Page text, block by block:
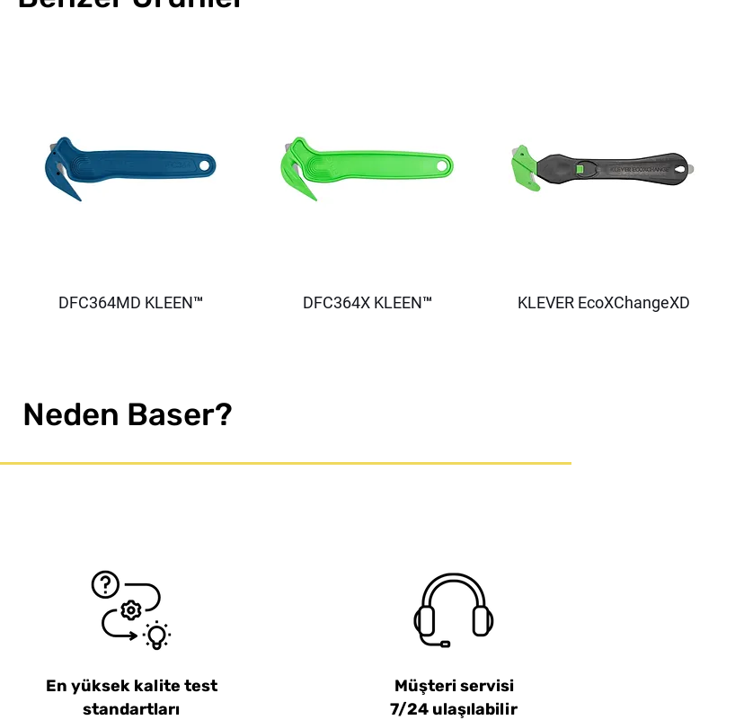
DFC364MD KLEEN™ DFC364X KLEEN™ KLEVER EcoXChangeXD
KLEVER EcoXChange30
Klever Kutter – Eco-Friendly
38mm Mavi Çelik Çene
Emniyet Asma Kilit
38mm Mor Çelik Çene
Emniyet Asma Kilit
Neden Baser?
En yüksek kalite test
standartları
Müşteri servisi
7/24 ulaşılabilir